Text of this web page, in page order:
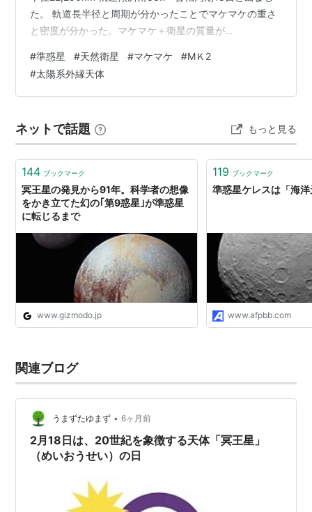
冥王星と海王星は、3:2の共鳴軌道となっており、冥
王星は海王星の存在によって安定的な軌道を維持してい
る。なお、冥王星は海王星から常に離れた位置にある。
:2006年8月24日に定義
*3:2006年8月24日に定義
*5 2008年7月に追加
*6:2008年9月に追加
た。 軌道長半径と周期が分かったことでマケマケの重さ
と密度が分かった。マケマケ＋衛星の質量が
械翻訳。 準惑星（136472）マケマケの衛星の予備軌道
2026年2月28日 抽象的な 2015年4月から2019年2月まで
の13日間に撮影されたハッブル宇宙望遠鏡のアーカイブ
的な…
#準惑星 #天然衛星 #マケマケ #MＫ2
#太陽系外縁天体
ネットで話題 もっと見る
144 ブックマーク
冥王星の発見から91年。科学者の想像
をかき立てた幻の｢第9惑星｣が準惑星
に転じるまで
www.gizmodo.jp
119 ブックマーク
準惑星ケレスは「海
www.afpbb.com
関連ブログ
うまずたゆまず • 6ヶ月前
2月18日は、20世紀を象徴する天体「冥王星」
（めいおうせい）の日